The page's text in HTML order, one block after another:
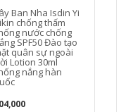
Ban Nha Isdin Yi
chống thấm
nước chống
SPF50 Đào tạo
quân sự ngoài
Lotion 30ml
nắng hàn